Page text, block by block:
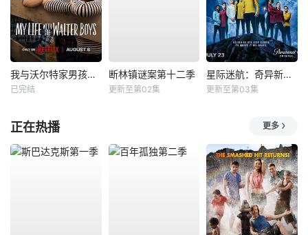
我与沃尔特家男孩的生活第三季
已完结
断林镇谜案第十二季
更新至第02集
星际迷航：奇异新世界第四季
更新至第03集
正在热播 更多